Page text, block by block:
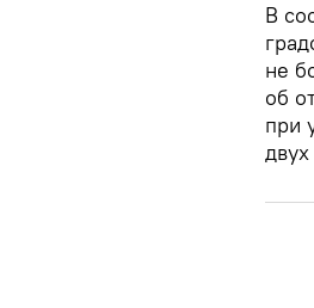
В
не
об
при